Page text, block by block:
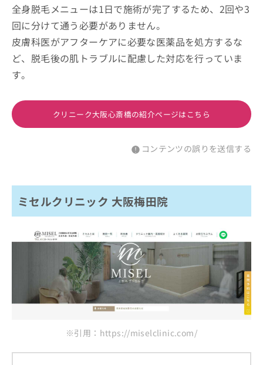
全身脱毛メニューは1日で施術が完了するため、2回や3
回に分けて通う必要がありません。
皮膚科医がアフターケアに必要な医薬品を処方するな
ど、脱毛後の肌トラブルに配慮した対応を行っていま
す。
クリニーク大阪心斎橋の紹介ページはこちら
コンテンツの誤りを送信する
ミセルクリニック 大阪梅田院
※引用：https://miselclinic.com/